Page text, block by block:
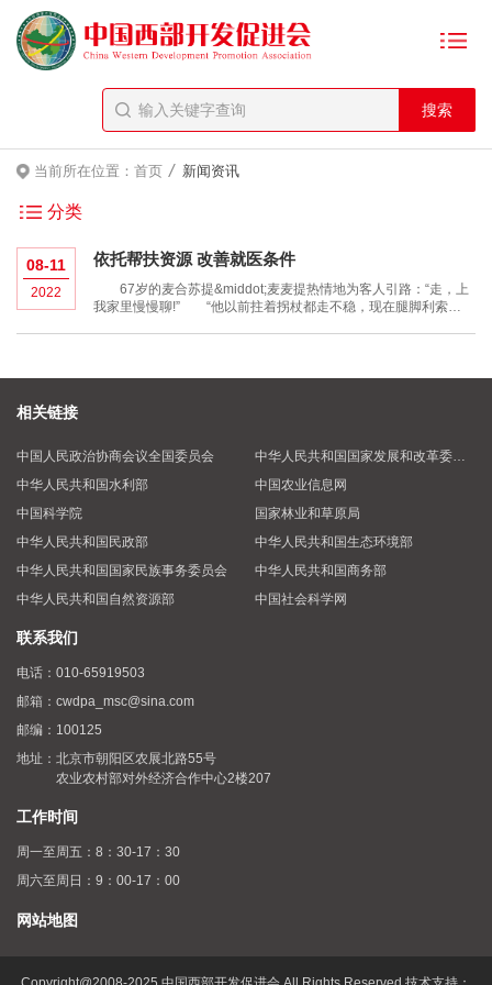
当前所在位置： 首页 / 新闻资讯
分类
08-11
2022
依托帮扶资源 改善就医条件
67岁的麦合苏提&middot;麦麦提热情地为客人引路：“走，上
我家里慢慢聊!” “他以前拄着拐杖都走不稳，现在腿脚利索
相关链接
中国人民政治协商会议全国委员会
中华人民共和国国家发展和改革委员会
中华人民共和国水利部
中国农业信息网
中国科学院
国家林业和草原局
中华人民共和国民政部
中华人民共和国生态环境部
中华人民共和国国家民族事务委员会
中华人民共和国商务部
中华人民共和国自然资源部
中国社会科学网
联系我们
电话： 010-65919503
邮箱： cwdpa_msc@sina.com
邮编： 100125
地址： 北京市朝阳区农展北路55号
农业农村部对外经济合作中心2楼207
工作时间
周一至周五：8：30-17：30
周六至周日：9：00-17：00
网站地图